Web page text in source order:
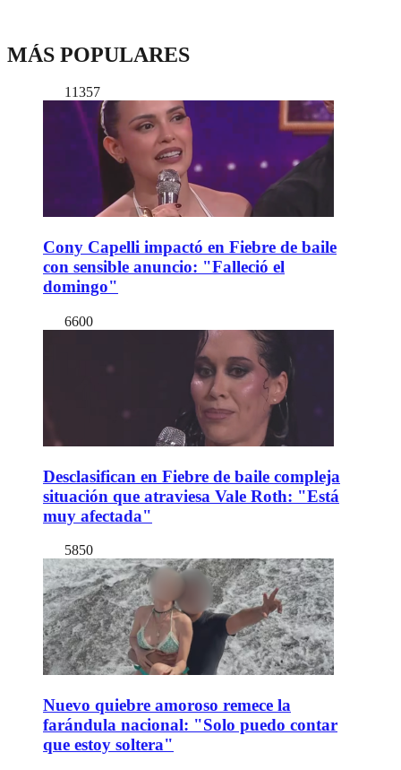
MÁS POPULARES
11357
Cony Capelli impactó en Fiebre de baile
con sensible anuncio: "Falleció el
domingo"
6600
Desclasifican en Fiebre de baile compleja
situación que atraviesa Vale Roth: "Está
muy afectada"
5850
Nuevo quiebre amoroso remece la
farándula nacional: "Solo puedo contar
que estoy soltera"